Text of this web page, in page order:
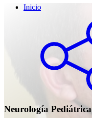
Inicio
Neurología Pediátrica